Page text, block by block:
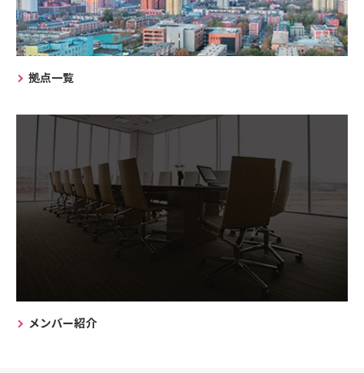
拠点一覧
メンバー紹介